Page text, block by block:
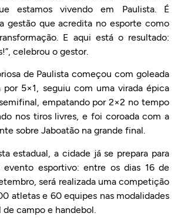
estamos vivendo em Paulista. É
gestão que acredita no esporte como
E aqui está o resultado:
celebrou o gestor.
de Paulista começou com goleada
por 5×1, seguiu com uma virada épica
empatando por 2×2 no tempo
nos tiros livres, e foi coroada com a
sobre Jaboatão na grande final.
estadual, a cidade já se prepara para
evento esportivo: entre os dias 16 de
será realizada uma competição
atletas e 60 equipes nas modalidades
campo e handebol.